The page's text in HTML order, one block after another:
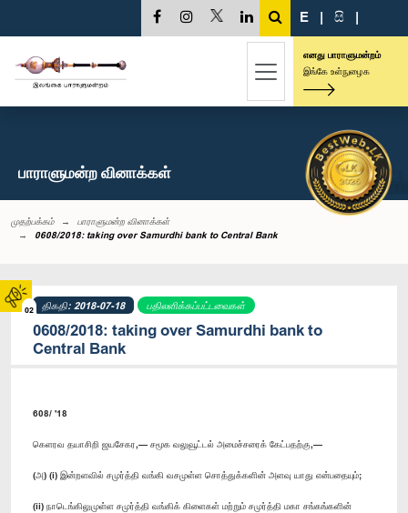
02
E | සි |
எனது பாராளுமன்றம்
இங்கே உள்நுழைக
பாராளுமன்ற வினாக்கள்
முதற்பக்கம்
பாராளுமன்ற வினாக்கள்
0608/2018: taking over Samurdhi bank to Central Bank
திகதி: 2018-07-18 பதிலளிக்கப்பட்டவைகள்
0608/2018: taking over Samurdhi bank to
Central Bank
608/ '18
கெளரவ தயாசிறி ஜயசேகர,— சமூக வலுவூட்டல் அமைச்சரைக் கேட்பதற்கு,—
(அ) (i) இன்றளவில் சமுர்த்தி வங்கி வசமுள்ள சொத்துக்களின் அளவு யாது என்பதையும்;
(ii) நாடெங்கிலுமுள்ள சமுர்த்தி வங்கிக் கிளைகள் மற்றும் சமுர்த்தி மகா சங்கங்களின்